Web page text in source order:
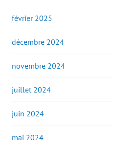
février 2025
décembre 2024
novembre 2024
juillet 2024
juin 2024
mai 2024